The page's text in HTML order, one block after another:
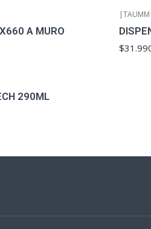
A MURO
|TAUMM
290ML